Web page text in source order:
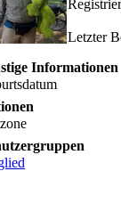
Letzter
Informationen